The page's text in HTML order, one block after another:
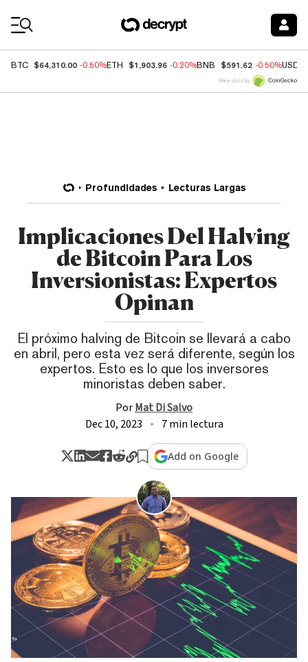
BTC $64,310.00 -0.50%ETH $1,903.96 -0.20%BNB $591.62 -0.50%USDC
Price data by
Profundidades Lecturas Largas
Implicaciones Del Halving
de Bitcoin Para Los
Inversionistas: Expertos
Opinan
El próximo halving de Bitcoin se llevará a cabo
en abril, pero esta vez será diferente, según los
expertos. Esto es lo que los inversores
minoristas deben saber.
PorMat Di Salvo
Dec 10, 2023
7 min lectura
Add on Google